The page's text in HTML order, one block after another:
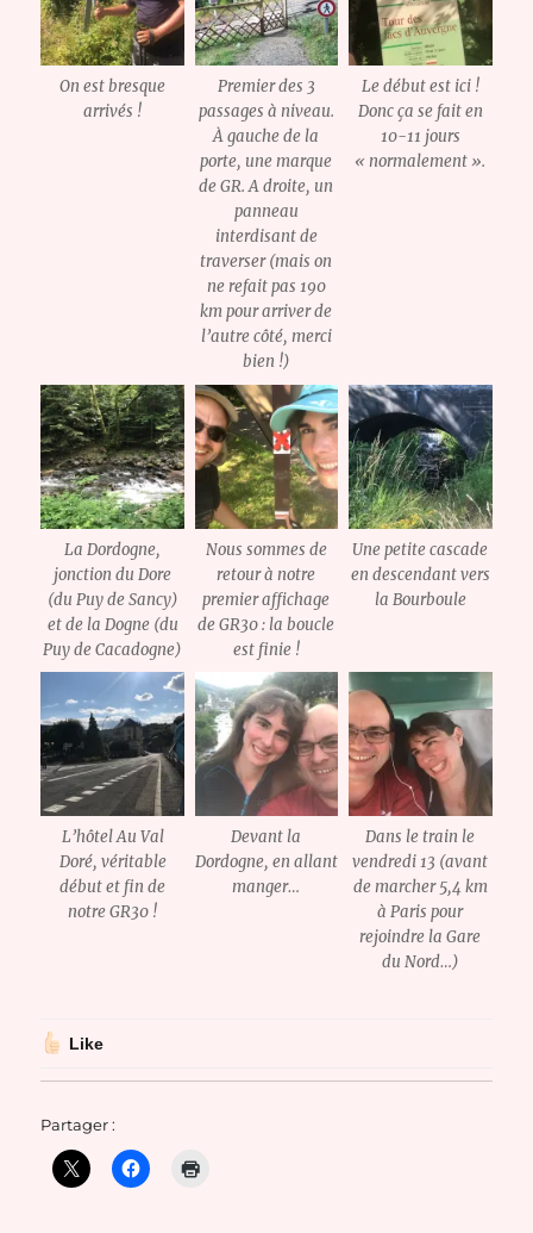
On est bresque
arrivés !
Premier des 3
passages à niveau.
À gauche de la
porte, une marque
de GR. A droite, un
panneau
interdisant de
traverser (mais on
ne refait pas 190
km pour arriver de
l’autre côté, merci
bien !)
Le début est ici !
Donc ça se fait en
10-11 jours
« normalement ».
La Dordogne,
jonction du Dore
(du Puy de Sancy)
et de la Dogne (du
Puy de Cacadogne)
Nous sommes de
retour à notre
premier affichage
de GR30 : la boucle
est finie !
Une petite cascade
en descendant vers
la Bourboule
L’hôtel Au Val
Doré, véritable
début et fin de
notre GR30 !
Devant la
Dordogne, en allant
manger…
Dans le train le
vendredi 13 (avant
de marcher 5,4 km
à Paris pour
rejoindre la Gare
du Nord…)
Like
Partager :